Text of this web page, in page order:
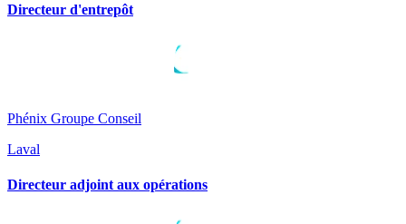
Directeur d'entrepôt
Phénix Groupe Conseil
Laval
Directeur adjoint aux opérations